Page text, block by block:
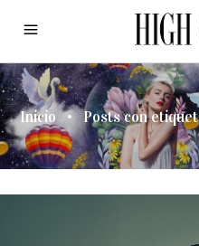
Inicio • Posts con